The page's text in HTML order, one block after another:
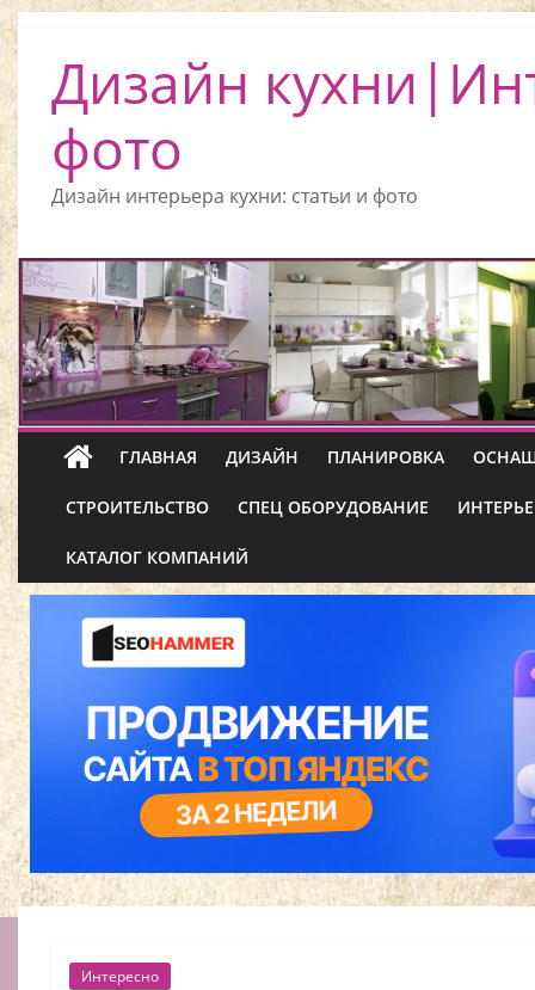
Дизайн
фото
Дизайн интерьера кухни: статьи и фото
ГЛАВНАЯ ДИЗАЙН ПЛАНИРОВКА
СТРОИТЕЛЬСТВО СПЕЦ ОБОРУДОВАНИЕ
КАТАЛОГ КОМПАНИЙ
Интересно